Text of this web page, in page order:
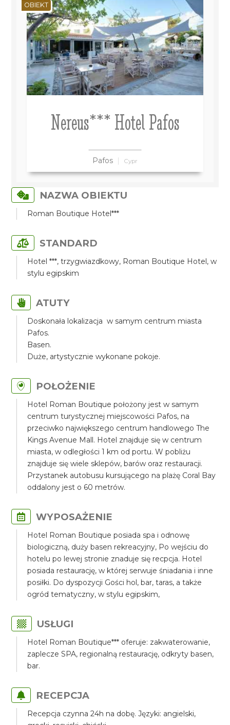
Nereus*** Hotel Pafos
Pafos Cypr
OBIEKT
NAZWA OBIEKTU
Roman Boutique Hotel***
STANDARD
Hotel ***, trzygwiazdkowy, Roman Boutique Hotel, w
stylu egipskim
ATUTY
Doskonała lokalizacja w samym centrum miasta
Pafos.
Basen.
Duże, artystycznie wykonane pokoje.
POŁOŻENIE
Hotel Roman Boutique położony jest w samym
centrum turystycznej miejscowości Pafos, na
przeciwko największego centrum handlowego The
Kings Avenue Mall. Hotel znajduje się w centrum
miasta, w odległości 1 km od portu. W pobliżu
znajduje się wiele sklepów, barów oraz restauracji.
Przystanek autobusu kursującego na plażę Coral Bay
oddalony jest o 60 metrów.
WYPOSAŻENIE
Hotel Roman Boutique posiada spa i odnowę
biologiczną, duży basen rekreacyjny, Po wejściu do
hotelu po lewej stronie znaduje się recpcja. Hotel
posiada restaurację, w której serwuje śniadania i inne
posiłki. Do dyspozycji Gości hol, bar, taras, a także
ogród tematyczny, w stylu egipskim,
USŁUGI
Hotel Roman Boutique*** oferuje: zakwaterowanie,
zaplecze SPA, regionalną restaurację, odkryty basen,
bar.
RECEPCJA
Recepcja czynna 24h na dobę. Języki: angielski,